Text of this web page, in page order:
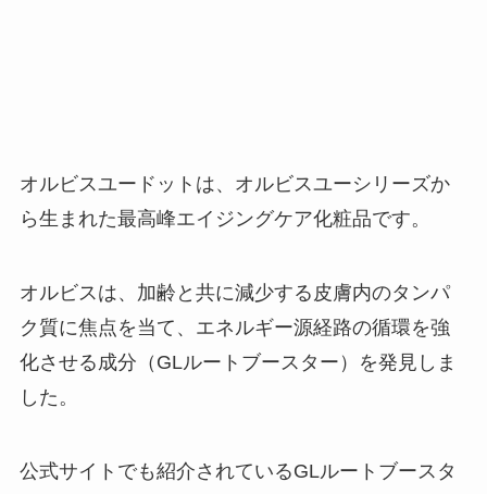
オルビスユードットは、オルビスユーシリーズか
ら生まれた最高峰エイジングケア化粧品です。
オルビスは、加齢と共に減少する皮膚内のタンパ
ク質に焦点を当て、エネルギー源経路の循環を強
化させる成分（GLルートブースター）を発見しま
した。
公式サイトでも紹介されているGLルートブースタ